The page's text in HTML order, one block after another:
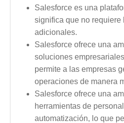
Salesforce es una
significa que no requiere
adicionales.
Salesforce ofrece una
soluciones
permite a las empresas
operaciones de manera
Salesforce ofrece una
herramientas de
automatización, lo que